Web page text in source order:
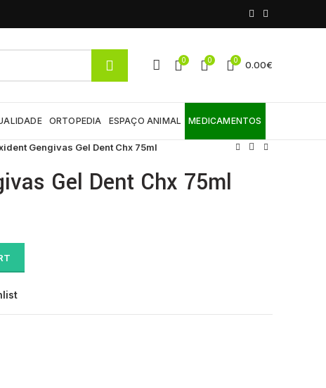
0 0 0 0.00€
ORTOPEDIA ESPAÇO ANIMAL MEDICAMENTOS
Gengivas Gel Dent Chx 75ml
Gel Dent Chx 75ml